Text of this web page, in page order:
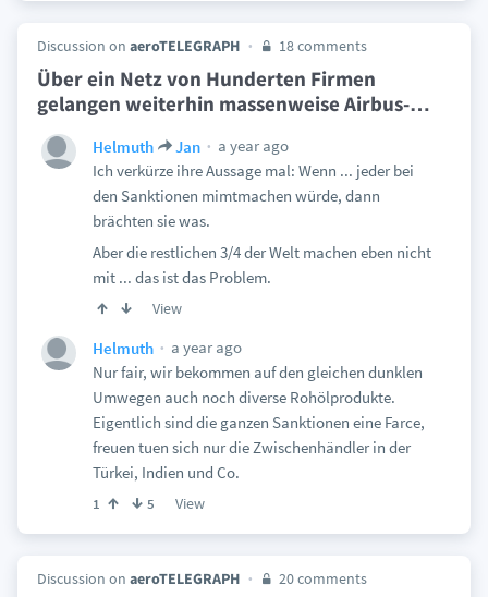
Discussion on aeroTELEGRAPH 18 comments
Über ein Netz von Hunderten Firmen
gelangen weiterhin massenweise Airbus-…
Helmuth Jan
a year ago
Ich verkürze ihre Aussage mal: Wenn ... jeder bei
den Sanktionen mimtmachen würde, dann
brächten sie was.
Aber die restlichen 3/4 der Welt machen eben nicht
mit ... das ist das Problem.
View
Helmuth
a year ago
Nur fair, wir bekommen auf den gleichen dunklen
Umwegen auch noch diverse Rohölprodukte.
Eigentlich sind die ganzen Sanktionen eine Farce,
freuen tuen sich nur die Zwischenhändler in der
Türkei, Indien und Co.
1 5 View
Discussion on aeroTELEGRAPH 20 comments